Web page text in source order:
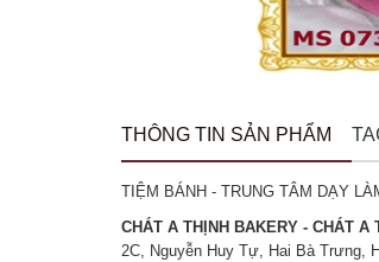
THÔNG TIN SẢN PHẨM
TIỆM BÁNH - TRUNG TÂM DẠY
CHÁT A THỊNH BAKERY - CHÁT A
2C, Nguyễn Huy Tự, Hai Bà Trưng,